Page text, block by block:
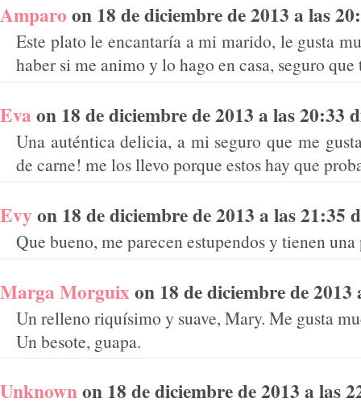
Amparo on 18 de diciembre de 2013 a las
Este plato le encantaría a mi marido, le gusta
haber si me animo y lo hago en casa, seguro
Eva on 18 de diciembre de 2013 a las 20:33
Una auténtica delicia, a mi seguro que me
de carne! me los llevo porque estos hay que
Evy on 18 de diciembre de 2013 a las 21:35
Que bueno, me parecen estupendos y tienen
Marga Morguix on 18 de diciembre de
Un relleno riquísimo y suave, Mary. Me gusta
Un besote, guapa.
Unknownon 18 de diciembre de 2013 a las